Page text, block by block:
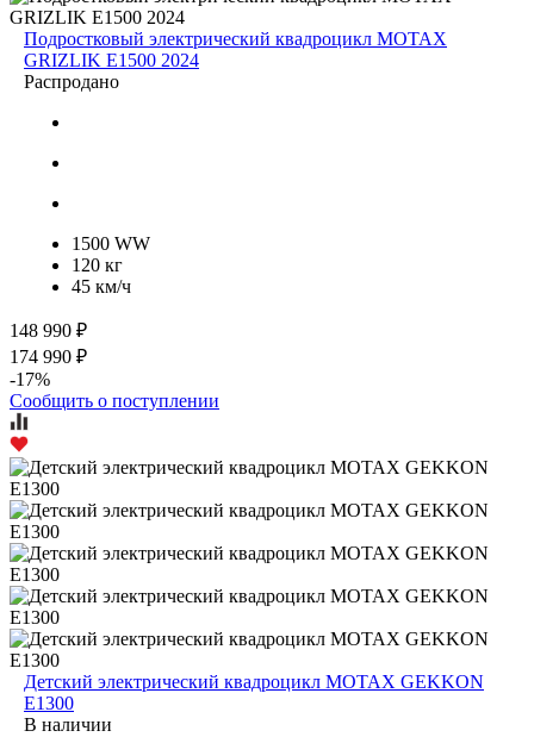
Подростковый электрический квадроцикл MOTAX
GRIZLIK E1500 2024
Распродано
1500 WW
120 кг
45 км/ч
148 990 ₽
174 990 ₽
-17%
Сообщить о поступлении
Детский электрический квадроцикл MOTAX GEKKON
E1300
В наличии